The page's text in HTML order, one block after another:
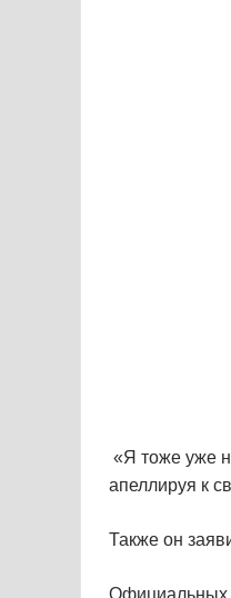
«Я тоже уже
апеллируя к
Также он
Официальных